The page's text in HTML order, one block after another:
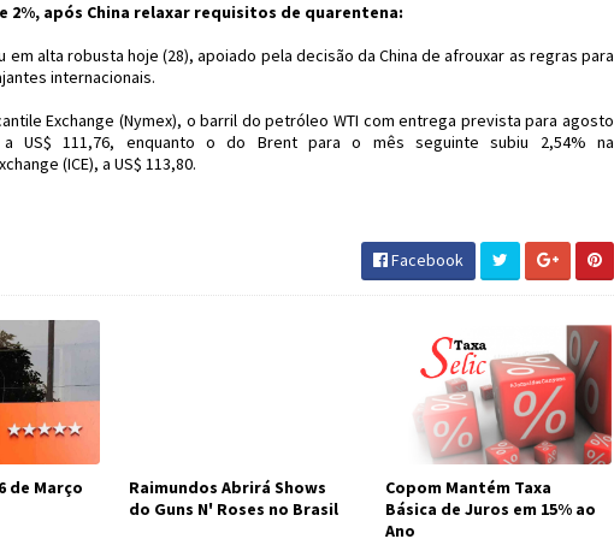
após China relaxar requisitos de quarentena:
alta robusta hoje (28), apoiado pela decisão da China de afrouxar as regras para
internacionais.
Exchange (Nymex), o barril do petróleo WTI com entrega prevista para agosto
a US$ 111,76, enquanto o do Brent para o mês seguinte subiu 2,54% na
(ICE), a US$ 113,80.
Facebook
de Março
Raimundos Abrirá Shows
do Guns N' Roses no Brasil
Copom Mantém Taxa
Básica de Juros em 15% ao
Ano